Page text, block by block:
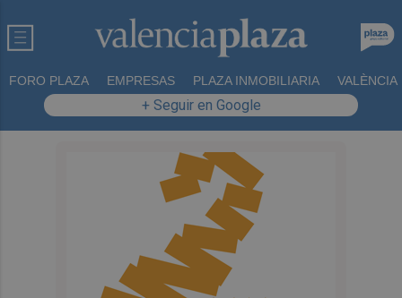
FORO PLAZA EMPRESAS PLAZA INMOBILIARIA VALÈNCIA
+ Seguir en Google